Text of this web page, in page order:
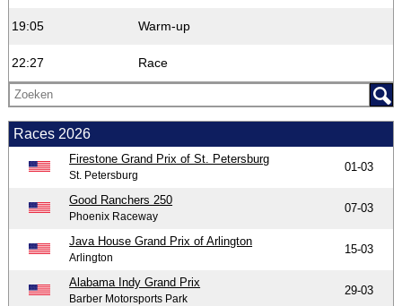
19:05 Warm-up
22:27 Race
Races 2026
Firestone Grand Prix of St. Petersburg
St. Petersburg
01-03
Good Ranchers 250
Phoenix Raceway
07-03
Java House Grand Prix of Arlington
Arlington
15-03
Alabama Indy Grand Prix
Barber Motorsports Park
29-03